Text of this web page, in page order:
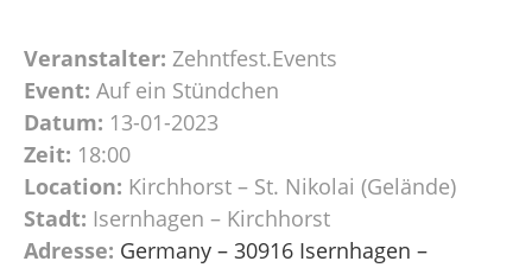
Veranstalter: Zehntfest.Events
Event: Auf ein Stündchen
Datum: 13-01-2023
Zeit: 18:00
Location: Kirchhorst – St. Nikolai (Gelände)
Stadt: Isernhagen – Kirchhorst
Adresse: Germany – 30916 Isernhagen –